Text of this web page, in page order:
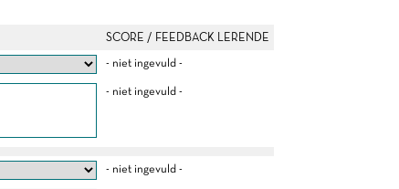
SCORE / FEEDBACK LERENDE
- niet ingevuld -
- niet ingevuld -
- niet ingevuld -